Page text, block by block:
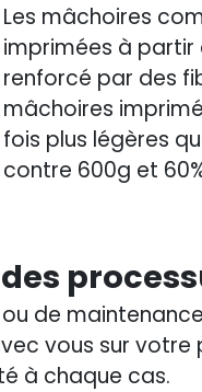
Les mâchoires
imprimées à partir
renforcé par des
mâchoires
fois plus légères
contre 600g et
de
vous sur votre
à chaque cas.